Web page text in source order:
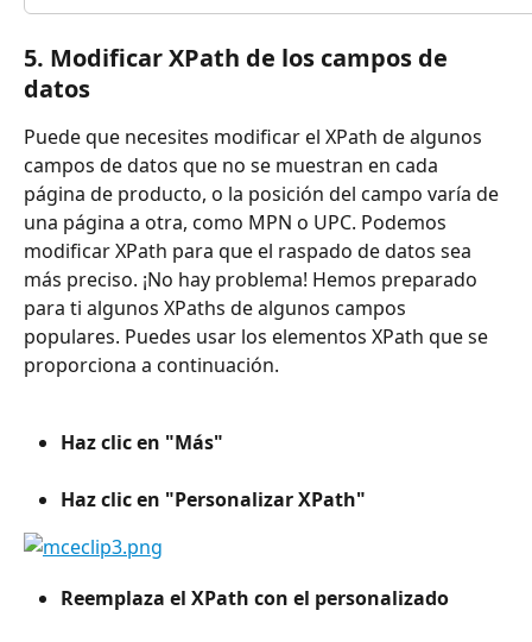
5. Modificar XPath de los campos de
datos
Puede que necesites modificar el XPath de algunos
campos de datos que no se muestran en cada
página de producto, o la posición del campo varía de
una página a otra, como MPN o UPC. Podemos
modificar XPath para que el raspado de datos sea
más preciso. ¡No hay problema! Hemos preparado
para ti algunos XPaths de algunos campos
populares. Puedes usar los elementos XPath que se
proporciona a continuación.
Haz clic en "Más"
Haz clic en "Personalizar XPath"
Reemplaza el XPath con el personalizado